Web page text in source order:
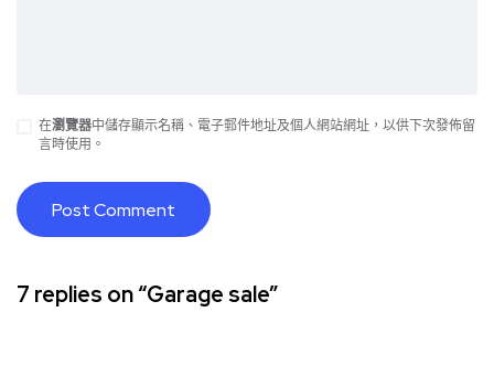
在瀏覽器中儲存顯示名稱、電子郵件地址及個人網站網址，以供下次發佈留
言時使用。
7 replies on “Garage sale”